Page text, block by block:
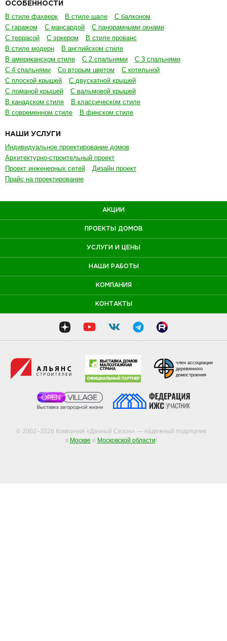
ОСОБЕННОСТИ
В стиле фахверк В стиле шале
С балконом
С гаражом
С мансардой
С панорамными окнами
С террасой
С эркером
В стиле прованс
В стиле модерн
В английском стиле
В американском стиле
С 2 спальнями
С 3 спальнями
С 4 спальнями
Со вторым цветом
С котельной
С плоской крышей
С двускатной крышей
С ломаной крышей
С вальмовой крышей
В канадском стиле
В классическом стиле
В современном стиле
В финском стиле
НАШИ УСЛУГИ
Индивидуальное проектирование домов
Архитектурно-строительный проект
Проект инженерных сетей
Дизайн проект
Прайс на проектирование
АКЦИИ
ПРОЕКТЫ ДОМОВ
УСЛУГИ И ЦЕНЫ
НАШИ РАБОТЫ
КОМПАНИЯ
КОНТАКТЫ
© 2002–2026 Компания «Дачный Сезон» — надежный подрядчик
в Москве и Московской области!
член ассоциации
деревянного
домостроения